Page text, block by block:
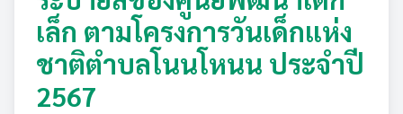
เล็ก ตามโครงการวันเด็กแห่ง
ชาติตำบลโนนโหนน ประจำปี
2567